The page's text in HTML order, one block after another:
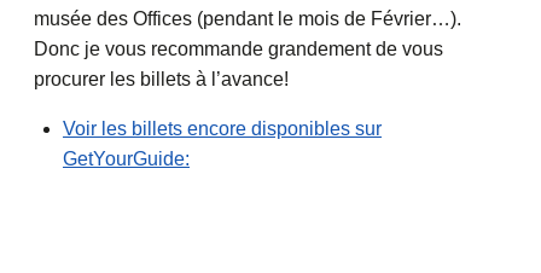
musée des Offices (pendant le mois de Février…).
Donc je vous recommande grandement de vous
procurer les billets à l’avance!
Voir les billets encore disponibles sur
GetYourGuide: